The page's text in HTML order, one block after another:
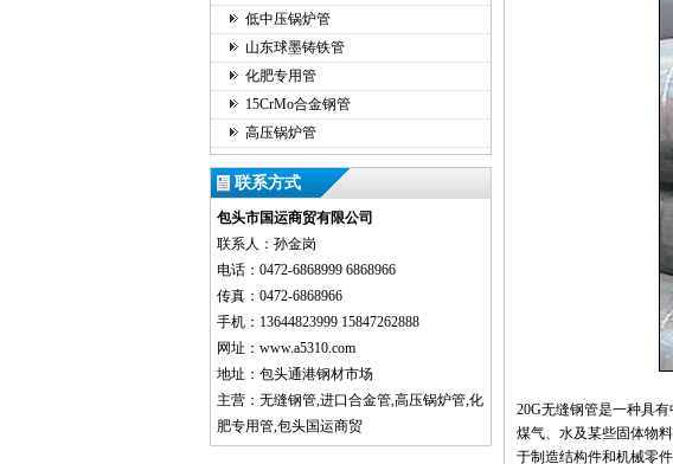
低中压锅炉管
山东球墨铸铁管
化肥专用管
15CrMo合金钢管
高压锅炉管
联系方式
包头市国运商贸有限公司
联系人：孙金岗
电话：0472-6868999 6868966
传真：0472-6868966
手机：13644823999 15847262888
网址：www.a5310.com
地址：包头通港钢材市场
主营：无缝钢管,进口合金管,高压锅炉管,化
肥专用管,包头国运商贸
20G无缝钢管是一种具
煤气、水及某些固体物
于制造结构件和机械零